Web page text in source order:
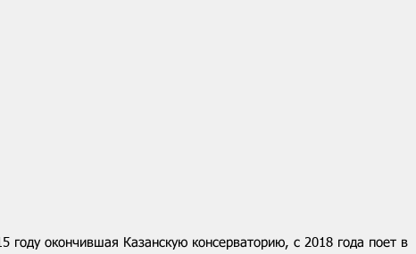
году окончившая Казанскую консерваторию, с 2018 года поет в